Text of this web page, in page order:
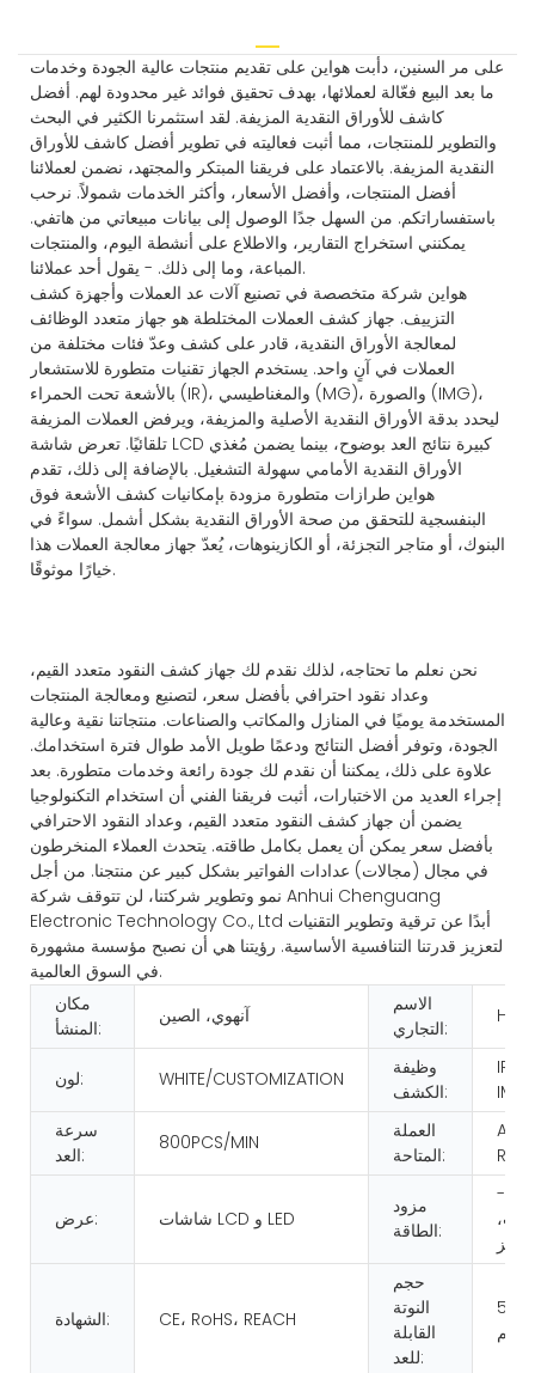
على مر السنين، دأبت هواين على تقديم منتجات عالية الجودة وخدمات
ما بعد البيع فعّالة لعملائها، بهدف تحقيق فوائد غير محدودة لهم. أفضل
كاشف للأوراق النقدية المزيفة. لقد استثمرنا الكثير في البحث
والتطوير للمنتجات، مما أثبت فعاليته في تطوير أفضل كاشف للأوراق
النقدية المزيفة. بالاعتماد على فريقنا المبتكر والمجتهد، نضمن لعملائنا
أفضل المنتجات، وأفضل الأسعار، وأكثر الخدمات شمولاً. نرحب
باستفساراتكم. من السهل جدًا الوصول إلى بيانات مبيعاتي من هاتفي.
يمكنني استخراج التقارير، والاطلاع على أنشطة اليوم، والمنتجات
المباعة، وما إلى ذلك. - يقول أحد عملائنا.
هواين شركة متخصصة في تصنيع آلات عد العملات وأجهزة كشف
التزييف. جهاز كشف العملات المختلطة هو جهاز متعدد الوظائف
لمعالجة الأوراق النقدية، قادر على كشف وعدّ فئات مختلفة من
العملات في آنٍ واحد. يستخدم الجهاز تقنيات متطورة للاستشعار
بالأشعة تحت الحمراء (IR)، والمغناطيسي (MG)، والصورة (IMG)،
ليحدد بدقة الأوراق النقدية الأصلية والمزيفة، ويرفض العملات المزيفة
تلقائيًا. تعرض شاشة LCD كبيرة نتائج العد بوضوح، بينما يضمن مُغذي
الأوراق النقدية الأمامي سهولة التشغيل. بالإضافة إلى ذلك، تقدم
هواين طرازات متطورة مزودة بإمكانيات كشف الأشعة فوق
البنفسجية للتحقق من صحة الأوراق النقدية بشكل أشمل. سواءً في
البنوك، أو متاجر التجزئة، أو الكازينوهات، يُعدّ جهاز معالجة العملات هذا
خيارًا موثوقًا.
نحن نعلم ما تحتاجه، لذلك نقدم لك جهاز كشف النقود متعدد القيم،
وعداد نقود احترافي بأفضل سعر، لتصنيع ومعالجة المنتجات
المستخدمة يوميًا في المنازل والمكاتب والصناعات. منتجاتنا نقية وعالية
الجودة، وتوفر أفضل النتائج ودعمًا طويل الأمد طوال فترة استخدامك.
علاوة على ذلك، يمكننا أن نقدم لك جودة رائعة وخدمات متطورة. بعد
إجراء العديد من الاختبارات، أثبت فريقنا الفني أن استخدام التكنولوجيا
يضمن أن جهاز كشف النقود متعدد القيم، وعداد النقود الاحترافي
بأفضل سعر يمكن أن يعمل بكامل طاقته. يتحدث العملاء المنخرطون
في مجال (مجالات) عدادات الفواتير بشكل كبير عن منتجنا. من أجل
نمو وتطوير شركتنا، لن تتوقف شركة Anhui Chenguang
Electronic Technology Co., Ltd أبدًا عن ترقية وتطوير التقنيات
لتعزيز قدرتنا التنافسية الأساسية. رؤيتنا هي أن نصبح مؤسسة مشهورة
في السوق العالمية.
مكان
المنشأ:
آنهوي، الصين
الاسم
التجاري:
لون: WHITE/CUSTOMIZATION
وظيفة
الكشف:
IR/
سرعة
العد:
800PCS/MIN
العملة
المتاحة:
AS
عرض: شاشات LCD و LED
مزود
الطاقة:
تيار متردد 100-
فولت،
الشهادة: CE، RoHS، REACH
حجم
النوتة
القابلة
للعد: